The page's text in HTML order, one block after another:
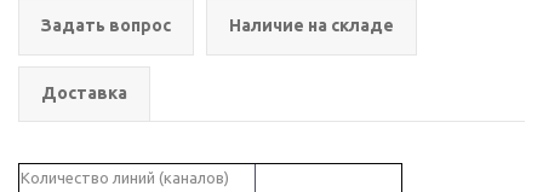
Задать вопрос Наличие на складе
Доставка
Количество линий (каналов)